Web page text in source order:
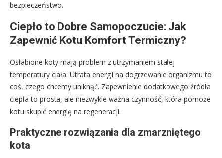
bezpieczeństwo.
Ciepło to Dobre Samopoczucie: Jak
Zapewnić Kotu Komfort Termiczny?
Osłabione koty mają problem z utrzymaniem stałej
temperatury ciała. Utrata energii na dogrzewanie organizmu to
coś, czego chcemy uniknąć. Zapewnienie dodatkowego źródła
ciepła to prosta, ale niezwykle ważna czynność, która pomoże
kotu skupić energię na regeneracji.
Praktyczne rozwiązania dla zmarzniętego
kota